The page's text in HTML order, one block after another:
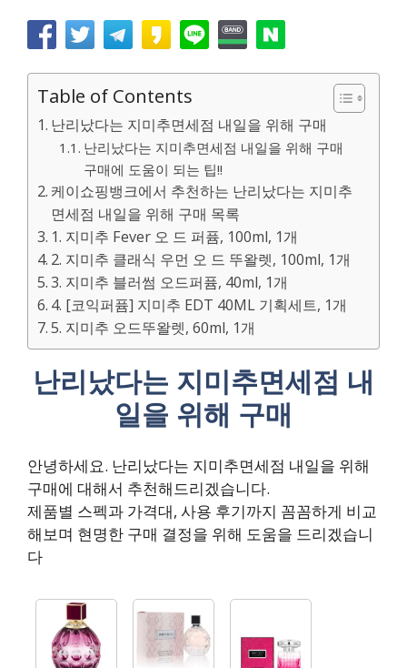
Table of Contents
난리났다는 지미추면세점 내일을 위해 구매
난리났다는 지미추면세점 내일을 위해 구매
구매에 도움이 되는 팁!!
케이쇼핑뱅크에서 추천하는 난리났다는 지미추
면세점 내일을 위해 구매 목록
1. 지미추 Fever 오 드 퍼퓸, 100ml, 1개
2. 지미추 클래식 우먼 오 드 뚜왈렛, 100ml, 1개
3. 지미추 블러썸 오드퍼퓸, 40ml, 1개
4. [코익퍼퓸] 지미추 EDT 40ML 기획세트, 1개
5. 지미추 오드뚜왈렛, 60ml, 1개
난리났다는 지미추면세점 내
일을 위해 구매
안녕하세요. 난리났다는 지미추면세점 내일을 위해
구매에 대해서 추천해드리겠습니다.
제품별 스펙과 가격대, 사용 후기까지 꼼꼼하게 비교
해보며 현명한 구매 결정을 위해 도움을 드리겠습니
다